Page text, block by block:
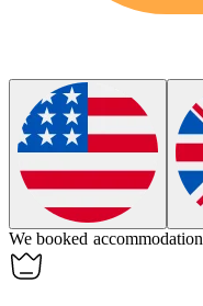
We booked accommodation